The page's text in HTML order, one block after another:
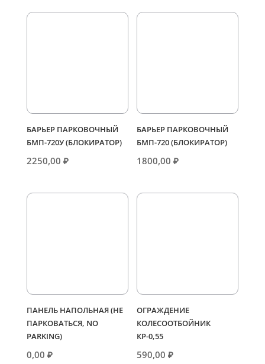
БАРЬЕР ПАРКОВОЧНЫЙ
БМП-720У (БЛОКИРАТОР)
2250,00 ₽
БАРЬЕР ПАРКОВОЧНЫЙ
БМП-720 (БЛОКИРАТОР)
1800,00₽
ПАНЕЛЬ НАПОЛЬНАЯ (НЕ
ПАРКОВАТЬСЯ, NO
PARKING)
0,00 ₽
ОГРАЖДЕНИЕ
КОЛЕСООТБОЙНИК
КР-0,55
590,00₽